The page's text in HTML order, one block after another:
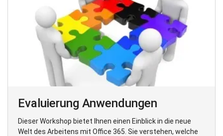
Evaluierung Anwendungen
Dieser Workshop bietet Ihnen einen Einblick in die neue
Welt des Arbeitens mit Office 365. Sie verstehen, welche